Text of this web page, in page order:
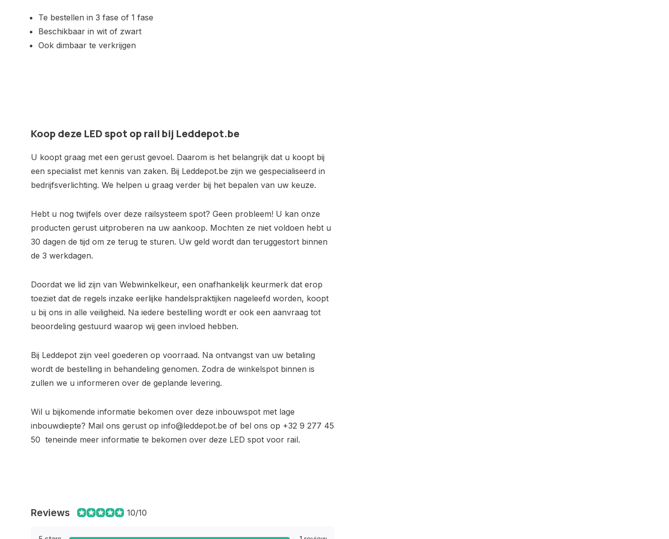
Te bestellen in 3 fase of 1 fase
Beschikbaar in wit of zwart
Ook dimbaar te verkrijgen
Koop deze LED spot op rail bij Leddepot.be
U koopt graag met een gerust gevoel. Daarom is het belangrijk dat u koopt bij
een specialist met kennis van zaken. Bij Leddepot.be zijn we gespecialiseerd in
bedrijfsverlichting. We helpen u graag verder bij het bepalen van uw keuze.
Hebt u nog twijfels over deze railsysteem spot? Geen probleem! U kan onze
producten gerust uitproberen na uw aankoop. Mochten ze niet voldoen hebt u
30 dagen de tijd om ze terug te sturen. Uw geld wordt dan teruggestort binnen
de 3 werkdagen.
Doordat we lid zijn van Webwinkelkeur, een onafhankelijk keurmerk dat erop
toeziet dat de regels inzake eerlijke handelspraktijken nageleefd worden, koopt
u bij ons in alle veiligheid. Na iedere bestelling wordt er ook een aanvraag tot
beoordeling gestuurd waarop wij geen invloed hebben.
Bij Leddepot zijn veel goederen op voorraad. Na ontvangst van uw betaling
wordt de bestelling in behandeling genomen. Zodra de winkelspot binnen is
zullen we u informeren over de geplande levering.
Wil u bijkomende informatie bekomen over deze inbouwspot met lage
inbouwdiepte? Mail ons gerust op info@leddepot.be of bel ons op +32 9 277 45
50 teneinde meer informatie te bekomen over deze LED spot voor rail.
Reviews 10/10